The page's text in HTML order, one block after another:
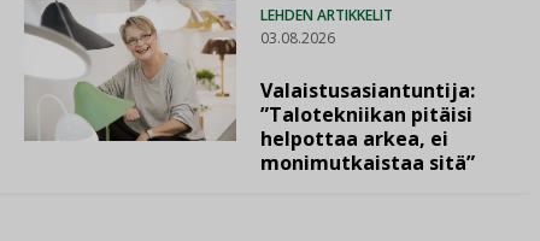
LEHDEN ARTIKKELIT
03.08.2026
Valaistusasiantuntija:
”Talotekniikan pitäisi
helpottaa arkea, ei
monimutkaistaa sitä”